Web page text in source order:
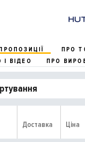
ПРО
ВІДЕО
ПРО
Доставка Ціна